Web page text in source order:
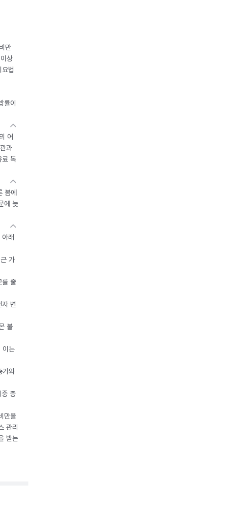
만
상
법
률이
어
과
료 독
봄에
에 늦
래
가
를 줄
변
불
이는
가와
중 증
만을
관리
받는